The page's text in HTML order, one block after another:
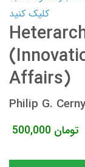
کلیک کنید
Affairs)
Philip G.
500,000 تومان